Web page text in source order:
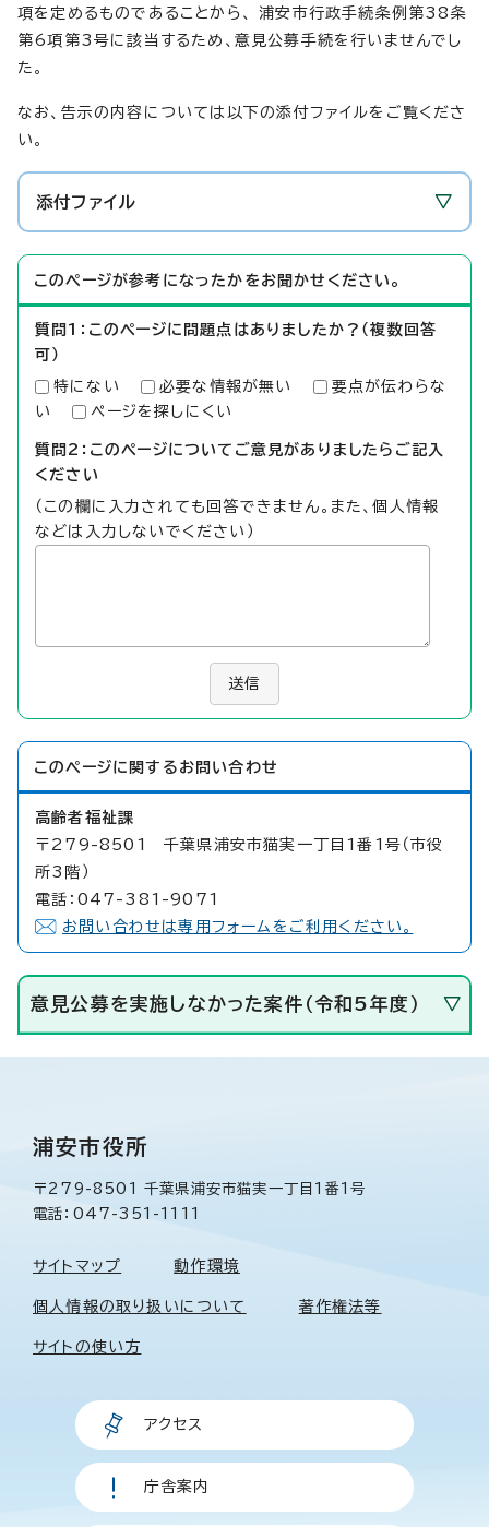
項を定めるものであることから、 浦安市行政手続条例第38条
第6項第3号に該当するため、意見公募手続を行いませんでし
た。
なお、告示の内容については以下の添付ファイルをご覧くださ
い。
添付ファイル
このページが参考になったかをお聞かせください。
質問1：このページに問題点はありましたか？（複数回答
可）
特にない 必要な情報が無い
要点が伝わらな
い
ページを探しにくい
質問2：このページについてご意見がありましたらご記入
ください
（この欄に入力されても回答できません。また、個人情報
などは入力しないでください）
送信
このページに関する お問い合わせ
高齢者福祉課
〒279-8501 千葉県浦安市猫実一丁目1番1号（市役
所3階）
電話：047-381-9071
お問い合わせは専用フォームをご利用ください。
意見公募を実施しなかった案件（令和5年度）
浦安市役所
〒279-8501 千葉県浦安市猫実一丁目1番1号
電話：047-351-1111
サイトマップ 動作環境
個人情報の取り扱いについて 著作権法等
サイトの使い方
アクセス
庁舎案内